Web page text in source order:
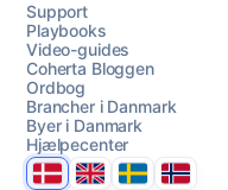
Support
Playbooks
Video-guides
Coherta Bloggen
Ordbog
Brancher i Danmark
Byer i Danmark
Hjælpecenter
DanmarkUnited Kingdom
SverigeNorge